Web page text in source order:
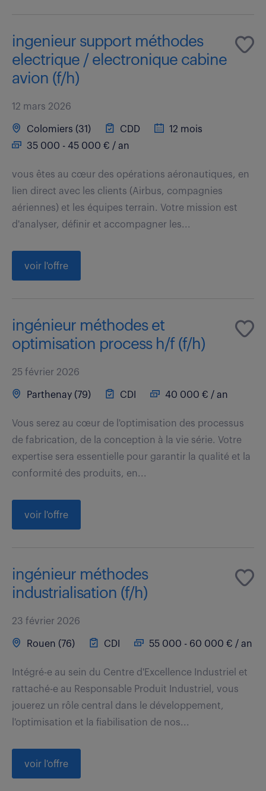
ingenieur support méthodes
electrique / electronique cabine
avion (f/h)
12 mars 2026
Colomiers (31) CDD
12 mois
35 000 - 45 000 € / an
vous êtes au cœur des opérations aéronautiques, en
lien direct avec les clients (Airbus, compagnies
aériennes) et les équipes terrain. Votre mission est
d'analyser, définir et accompagner les...
voir l'offre
ingénieur méthodes et
optimisation process h/f (f/h)
25 février 2026
Parthenay (79) CDI 40 000 € / an
Vous serez au cœur de l'optimisation des processus
de fabrication, de la conception à la vie série. Votre
expertise sera essentielle pour garantir la qualité et la
conformité des produits, en...
voir l'offre
ingénieur méthodes
industrialisation (f/h)
23 février 2026
Rouen (76) CDI 55 000 - 60 000 € / an
Intégré-e au sein du Centre d'Excellence Industriel et
rattaché-e au Responsable Produit Industriel, vous
jouerez un rôle central dans le développement,
l'optimisation et la fiabilisation de nos...
voir l'offre